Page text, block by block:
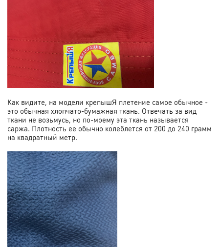
Как видите, на модели крепышЯ плетение самое обычное -
это обычная хлопчато-бумажная ткань. Отвечать за вид
ткани не возьмусь, но по-моему эта ткань называется
саржа. Плотность ее обычно колеблется от 200 до 240 грамм
на квадратный метр.